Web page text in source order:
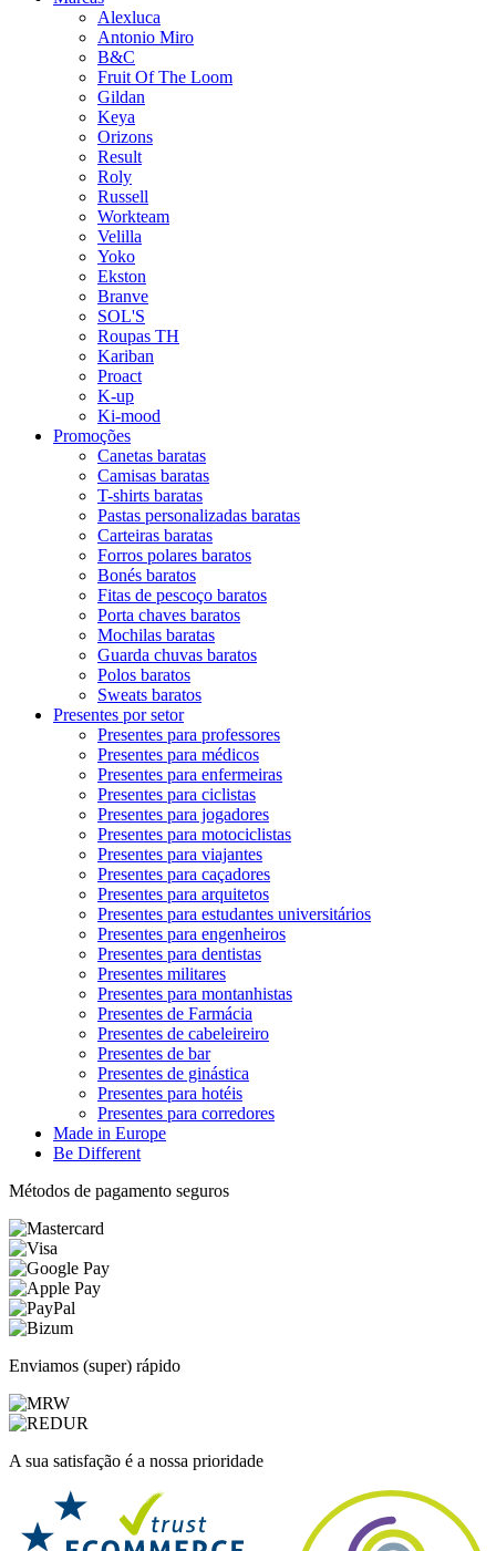
Alexluca
Antonio Miro
B&C
Fruit Of The Loom
Gildan
Keya
Orizons
Result
Roly
Russell
Workteam
Velilla
Yoko
Ekston
Branve
SOL'S
Roupas TH
Kariban
Proact
K-up
Ki-mood
Promoções
Canetas baratas
Camisas baratas
T-shirts baratas
Pastas personalizadas baratas
Carteiras baratas
Forros polares baratos
Bonés baratos
Fitas de pescoço baratos
Porta chaves baratos
Mochilas baratas
Guarda chuvas baratos
Polos baratos
Sweats baratos
Presentes por setor
Presentes para professores
Presentes para médicos
Presentes para enfermeiras
Presentes para ciclistas
Presentes para jogadores
Presentes para motociclistas
Presentes para viajantes
Presentes para caçadores
Presentes para arquitetos
Presentes para estudantes universitários
Presentes para engenheiros
Presentes para dentistas
Presentes militares
Presentes para montanhistas
Presentes de Farmácia
Presentes de cabeleireiro
Presentes de bar
Presentes de ginástica
Presentes para hotéis
Presentes para corredores
Made in Europe
Be Different
Métodos de pagamento seguros
Enviamos (super) rápido
A sua satisfação é a nossa prioridade